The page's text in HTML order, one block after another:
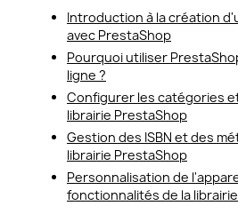
Introduction à la création
avec PrestaShop
Pourquoi utiliser
ligne ?
Configurer les catégories
librairie PrestaShop
Gestion des ISBN et des
librairie PrestaShop
Personnalisation de
fonctionnalités de la